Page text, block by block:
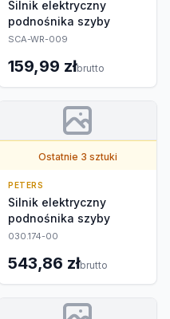
Silnik elektryczny
podnośnika szyby
SCA-WR-009
159,99 złbrutto
Ostatnie 3 sztuki
PETERS
Silnik elektryczny
podnośnika szyby
030.174-00
543,86 złbrutto